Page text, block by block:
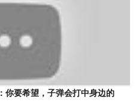
你要希望，子弹会打中身边的